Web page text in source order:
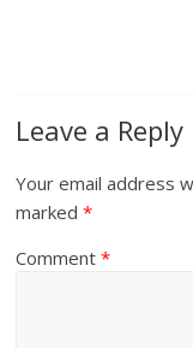
Leave a Reply
Your email address
marked*
Comment*